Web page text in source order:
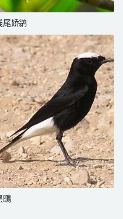
尾娇鹟
䳭